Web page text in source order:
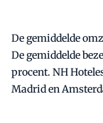
De gemiddelde
De gemiddelde
procent. NH
Madrid en